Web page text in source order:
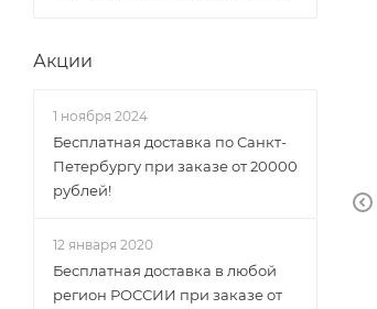
Акции
1 ноября 2024
Бесплатная доставка по Санкт-
Петербургу при заказе от 20000
рублей!
12 января 2020
Бесплатная доставка в любой
регион РОССИИ при заказе от